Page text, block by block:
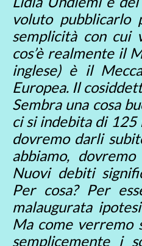
voluto pubblicarlo
semplicità con cui
cos’è realmente il
inglese) è il
Europea. Il
Sembra una cosa
ci si indebita di
dovremo darli
abbiamo,
Nuovi debiti
Per cosa? Per
malaugurata
Ma come verremo
semplicemente i